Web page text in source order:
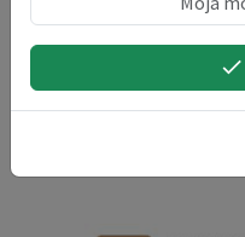
19
24
25 26